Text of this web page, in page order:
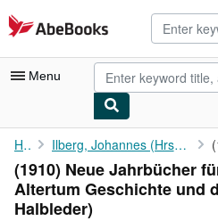
Skip to main content
AbeBooks.com
Menu
My Account
My Purchases
Advanced Search
Home Ilberg, Johannes (Hrsg.) und Bernhard Gerth (Hrsg.):
(1910) Neue Jahrbücher
Altertum Geschichte und
Halbleder)